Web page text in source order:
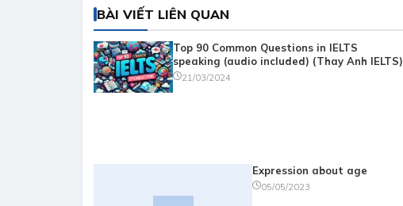
BÀI VIẾT LIÊN QUAN
Top 90 Common Questions in IELTS
speaking (audio included) (Thay Anh IELTS)
21/03/2024
Expression about age
05/05/2023